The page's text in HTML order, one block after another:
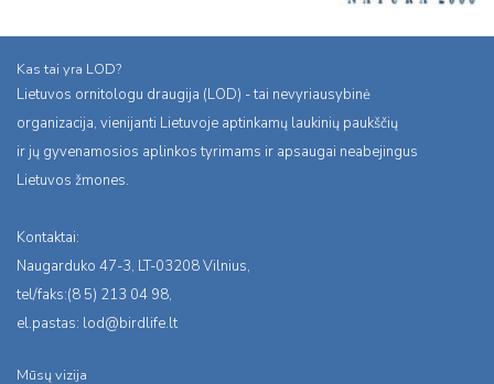
Kas tai yra LOD?
Lietuvos ornitologu draugija (LOD) - tai nevyriausybinė
organizacija, vienijanti Lietuvoje aptinkamų laukinių paukščių
ir jų gyvenamosios aplinkos tyrimams ir apsaugai neabejingus
Lietuvos žmones.
Kontaktai:
Naugarduko 47-3, LT-03208 Vilnius,
tel/faks:(8 5) 213 04 98,
el.pastas: lod@birdlife.lt
Mūsų vizija